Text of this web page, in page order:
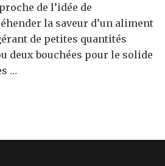
de l’idée de
la saveur d’un aliment
de petites quantités
deux bouchées pour le solide
…